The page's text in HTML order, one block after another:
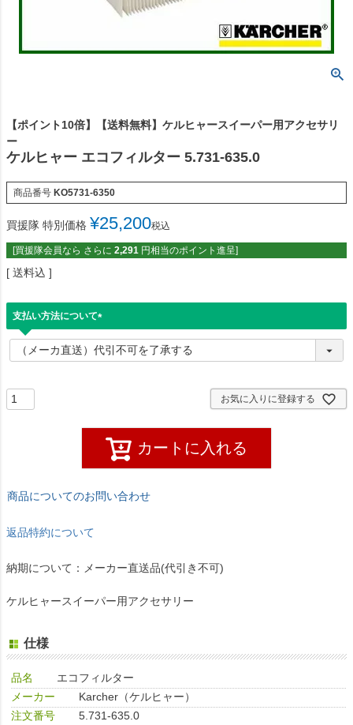
【ポイント10倍】【送料無料】ケルヒャースイーパー用アクセサリ
ー
ケルヒャー エコフィルター 5.731-635.0
商品番号 KO5731-6350
買援隊 特別価格 ¥25,200税込
[買援隊会員なら さらに 2,291 円相当のポイント進呈]
送料込
支払い方法について
必
須
お気に入りに登録する
カートに入れる
商品についてのお問い合わせ
返品特約について
納期について：メーカー直送品(代引き不可)
ケルヒャースイーパー用アクセサリー
仕様
品名
エコフィルター
メーカー
Karcher（ケルヒャー）
注文番号
5.731-635.0